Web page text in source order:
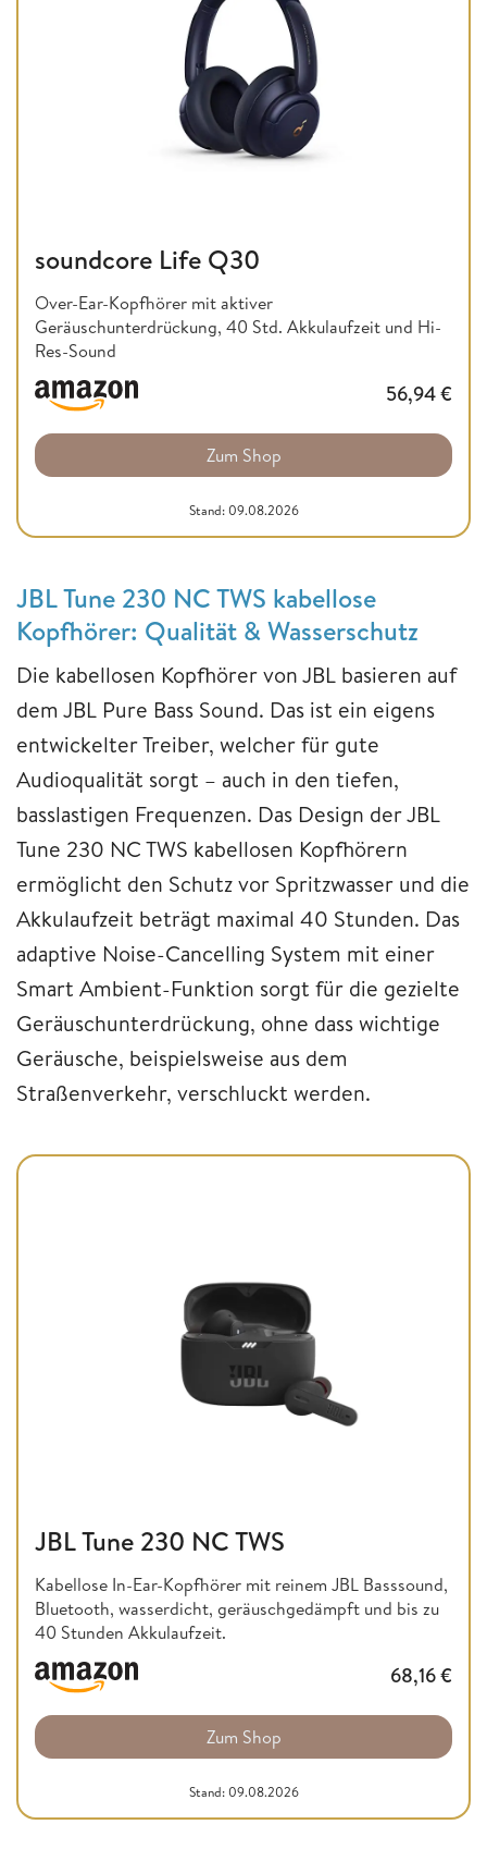
soundcore Life Q30
Over-Ear-Kopfhörer mit aktiver
Geräuschunterdrückung, 40 Std. Akkulaufzeit und Hi-
Res-Sound
56,94€
Zum Shop
Stand: 09.08.2026
JBL Tune 230 NC TWS kabellose
Kopfhörer: Qualität & Wasserschutz
Die kabellosen Kopfhörer von JBL basieren auf
dem JBL Pure Bass Sound. Das ist ein eigens
entwickelter Treiber, welcher für gute
Audioqualität sorgt – auch in den tiefen,
basslastigen Frequenzen. Das Design der JBL
Tune 230 NC TWS kabellosen Kopfhörern
ermöglicht den Schutz vor Spritzwasser und die
Akkulaufzeit beträgt maximal 40 Stunden. Das
adaptive Noise-Cancelling System mit einer
Smart Ambient-Funktion sorgt für die gezielte
Geräuschunterdrückung, ohne dass wichtige
Geräusche, beispielsweise aus dem
Straßenverkehr, verschluckt werden.
JBL Tune 230 NC TWS
Kabellose In-Ear-Kopfhörer mit reinem JBL Basssound,
Bluetooth, wasserdicht, geräuschgedämpft und bis zu
40 Stunden Akkulaufzeit.
68,16€
Zum Shop
Stand: 09.08.2026